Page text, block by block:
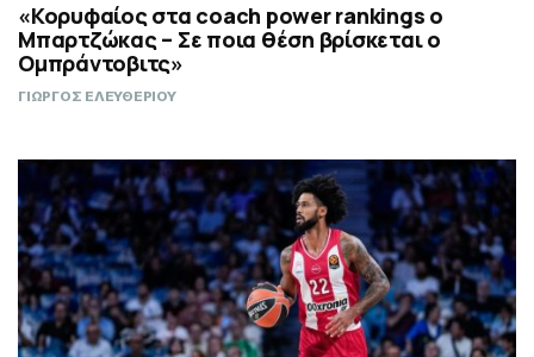
«Κορυφαίος στα coach power rankings ο
Μπαρτζώκας – Σε ποια θέση βρίσκεται ο
Ομπράντοβιτς»
ΓΙΩΡΓΟΣ ΕΛΕΥΘΕΡΙΟΥ